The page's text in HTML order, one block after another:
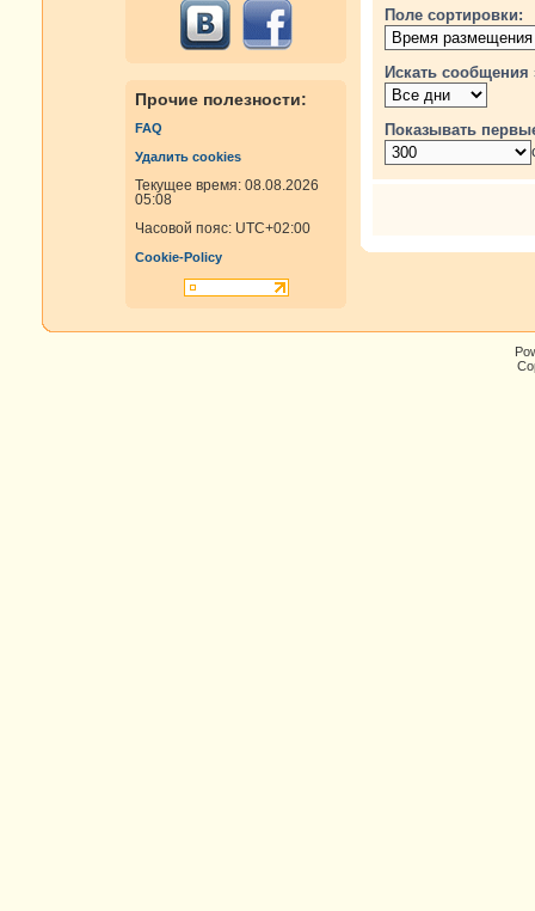
Прочие полезности:
FAQ
Удалить cookies
Текущее время: 08.08.2026
05:08
Часовой пояс: UTC+02:00
Cookie-Policy
Поле сортировки:
Искать сообщения
Показывать